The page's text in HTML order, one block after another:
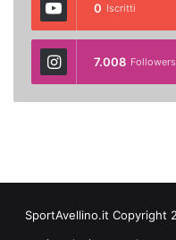
0 Iscritti
7.008 Followers
SportAvellino.it Copyright